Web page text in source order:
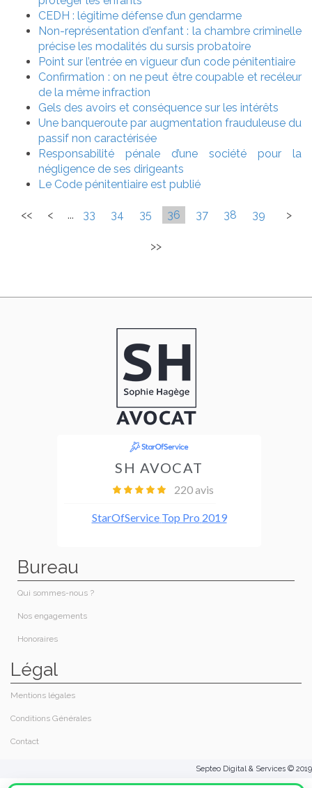
CEDH : légitime défense d’un gendarme
Non-représentation d'enfant : la chambre criminelle
précise les modalités du sursis probatoire
Point sur l’entrée en vigueur d’un code pénitentiaire
Confirmation : on ne peut être coupable et recéleur
de la même infraction
Gels des avoirs et conséquence sur les intérêts
Une banqueroute par augmentation frauduleuse du
passif non caractérisée
Responsabilité pénale d’une société pour la
négligence de ses dirigeants
Le Code pénitentiaire est publié
<< < ... 33 34 35 36 37 38 39 >
>>
Bureau
Qui sommes-nous ?
Nos engagements
Honoraires​
Légal
Contact
Mentions légales
Conditions Générales
Septeo Digital & Services © 2019